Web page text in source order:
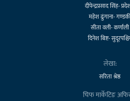
दीपेन्द्रप्रसाद सिंह-
महेश ढुंगाना-
सीता वली- कर्णाली
दिनेश बिष्ट-
लेखा:
सरिता श्रेष्ठ
चिफ मार्केटिङ